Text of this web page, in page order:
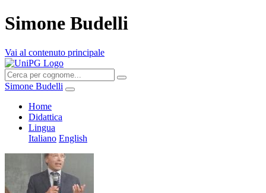
Simone Budelli
Vai al contenuto principale
Simone Budelli
Home
Didattica
Lingua
Italiano English